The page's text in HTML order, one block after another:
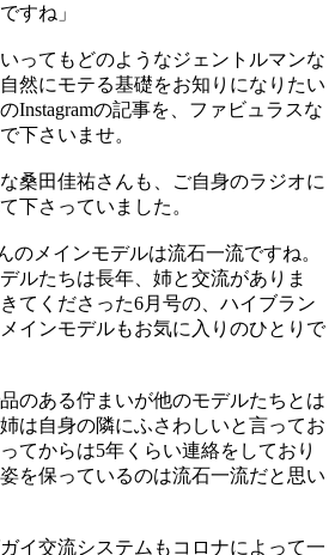
すね」
ってもどのようなジェントルマンな
然にモテる基礎をお知りになりたい
Instagramの記事を、ファビュラスな
下さいませ。
桑田佳祐さんも、ご自身のラジオに
下さっていました。
のメインモデルは流石一流ですね。
ルたちは長年、姉と交流がありま
てくださった6月号の、ハイブラン
インモデルもお気に入りのひとりで
のある佇まいが他のモデルたちとは
は自身の隣にふさわしいと言ってお
てからは5年くらい連絡をしており
を保っているのは流石一流だと思い
イ交流システムもコロナによって一